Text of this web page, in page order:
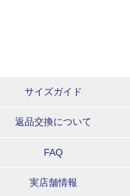
サイズガイド
返品交換について
FAQ
実店舗情報